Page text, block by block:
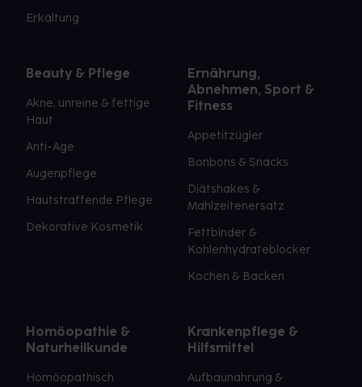
Erkältung
Beauty & Pflege
Akne, unreine & fettige
Haut
Anti-Age
Augenpflege
Hautstraffende Pflege
Dekorative Kosmetik
Ernährung,
Abnehmen, Sport &
Fitness
Appetitzügler
Bonbons & Snacks
Diätshakes &
Mahlzeitenersatz
Fettbinder &
Kohlenhydrateblocker
Kochen & Backen
Homöopathie &
Naturheilkunde
Homöopathisch
Krankenpflege &
Hilfsmittel
Aufbaunahrung &